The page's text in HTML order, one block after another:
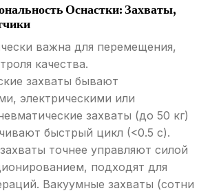
Оснастки: Захваты,
важна для перемещения,
качества.
захваты бывают
электрическими или
захваты (до 50 кг)
быстрый цикл (<0.5 с).
точнее управляют силой
подходят для
Вакуумные захваты (сотни